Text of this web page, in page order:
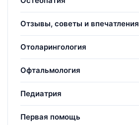
Отзывы, советы и впечатления
Отоларингология
Офтальмология
Педиатрия
Первая помощь